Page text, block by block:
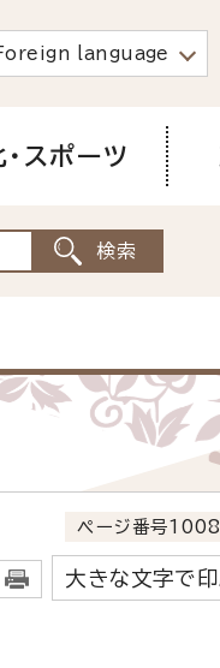
language
スポーツ
ページ番号
大きな文字で印